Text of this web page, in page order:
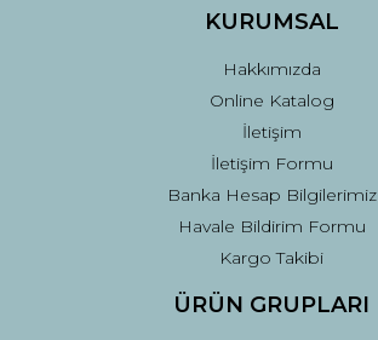
Ürün fiyatı diğer sitelerden daha pahalı.
Gönder
KURUMSAL
Hakkımızda
Online Katalog
İletişim
İletişim Formu
Banka Hesap Bilgilerimiz
Havale Bildirim Formu
Kargo Takibi
ÜRÜN GRUPLARI